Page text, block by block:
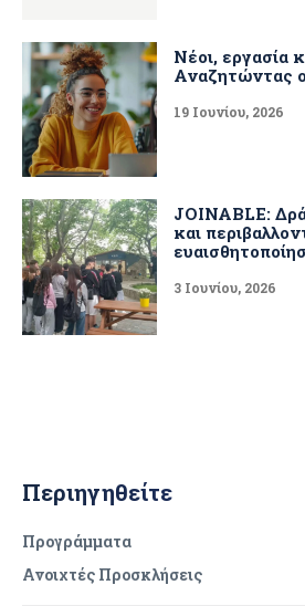
Νέοι, εργασία
Αναζητώντας
19 Ιουνίου, 2026
JOINABLE:
και
3 Ιουνίου, 2026
Περιηγηθείτε
Προγράμματα
Ανοιχτές Προσκλήσεις